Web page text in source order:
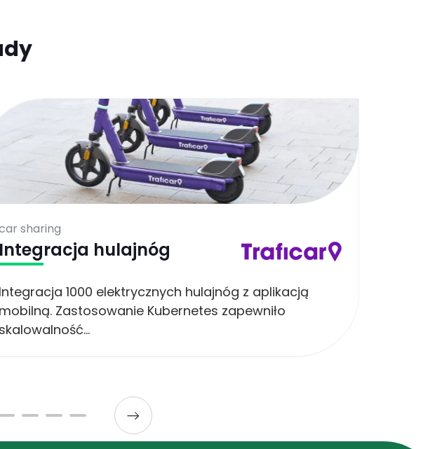
sharing
Integracja hulajnóg
Integracja 1000 elektrycznych hulajnóg z aplikacją
mobilną. Zastosowanie Kubernetes zapewniło
skalowalność...